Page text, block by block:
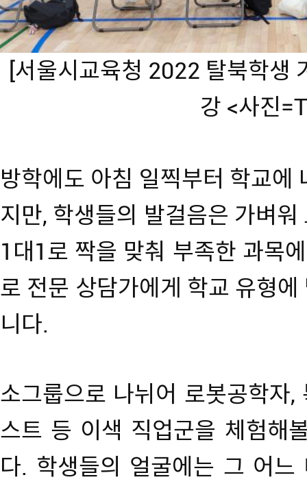
서울시교육청 2022 탈북학생
강 <사진
방학에도 아침 일찍부터 학교에
지만, 학생들의 발걸음은 가벼
1대1로 짝을 맞춰 부족한 과목
로 전문 상담가에게 학교 유형
니다.
소그룹으로 나뉘어 로봇공학자
스트 등 이색 직업군을 체험해
다. 학생들의 얼굴에는 그 어느